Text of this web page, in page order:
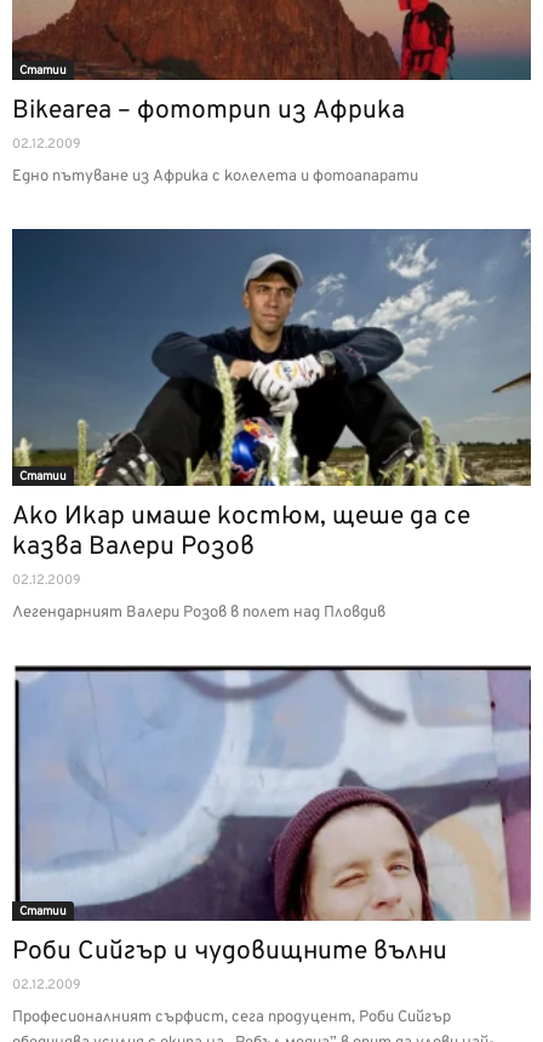
Статии
Bikearea – фототрип из Африка
02.12.2009
Едно пътуване из Африка с колелета и фотоапарати
Статии
Ако Икар имаше костюм, щеше да се
казва Валери Розов
02.12.2009
Легендарният Валери Розов в полет над Пловдив
Статии
Роби Сийгър и чудовищните вълни
02.12.2009
Професионалният сърфист, сега продуцент, Роби Сийгър